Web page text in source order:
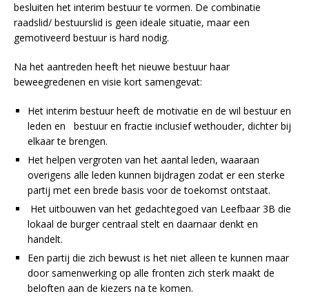
besluiten het interim bestuur te vormen. De combinatie
raadslid/ bestuurslid is geen ideale situatie, maar een
gemotiveerd bestuur is hard nodig.
Na het aantreden heeft het nieuwe bestuur haar
beweegredenen en visie kort samengevat:
Het interim bestuur heeft de motivatie en de wil bestuur en
leden en bestuur en fractie inclusief wethouder, dichter bij
elkaar te brengen.
Het helpen vergroten van het aantal leden, waaraan
overigens alle leden kunnen bijdragen zodat er een sterke
partij met een brede basis voor de toekomst ontstaat.
Het uitbouwen van het gedachtegoed van Leefbaar 3B die
lokaal de burger centraal stelt en daarnaar denkt en
handelt.
Een partij die zich bewust is het niet alleen te kunnen maar
door samenwerking op alle fronten zich sterk maakt de
beloften aan de kiezers na te komen.